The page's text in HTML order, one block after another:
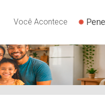
Você Acontece